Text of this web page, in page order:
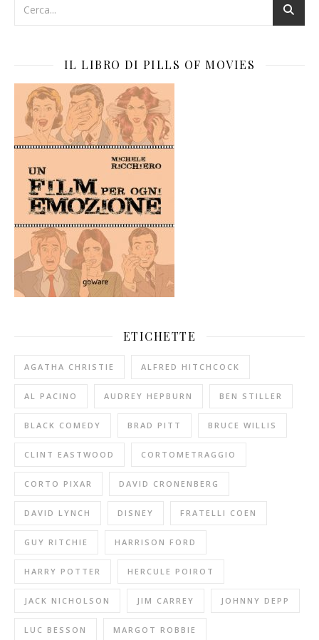
IL LIBRO DI PILLS OF MOVIES
ETICHETTE
AGATHA CHRISTIE ALFRED HITCHCOCK
AL PACINO AUDREY HEPBURN BEN STILLER
BLACK COMEDY BRAD PITT BRUCE WILLIS
CLINT EASTWOOD CORTOMETRAGGIO
CORTO PIXAR DAVID CRONENBERG
DAVID LYNCH DISNEY FRATELLI COEN
GUY RITCHIE HARRISON FORD
HARRY POTTER HERCULE POIROT
JACK NICHOLSON JIM CARREY JOHNNY DEPP
LUC BESSON MARGOT ROBBIE